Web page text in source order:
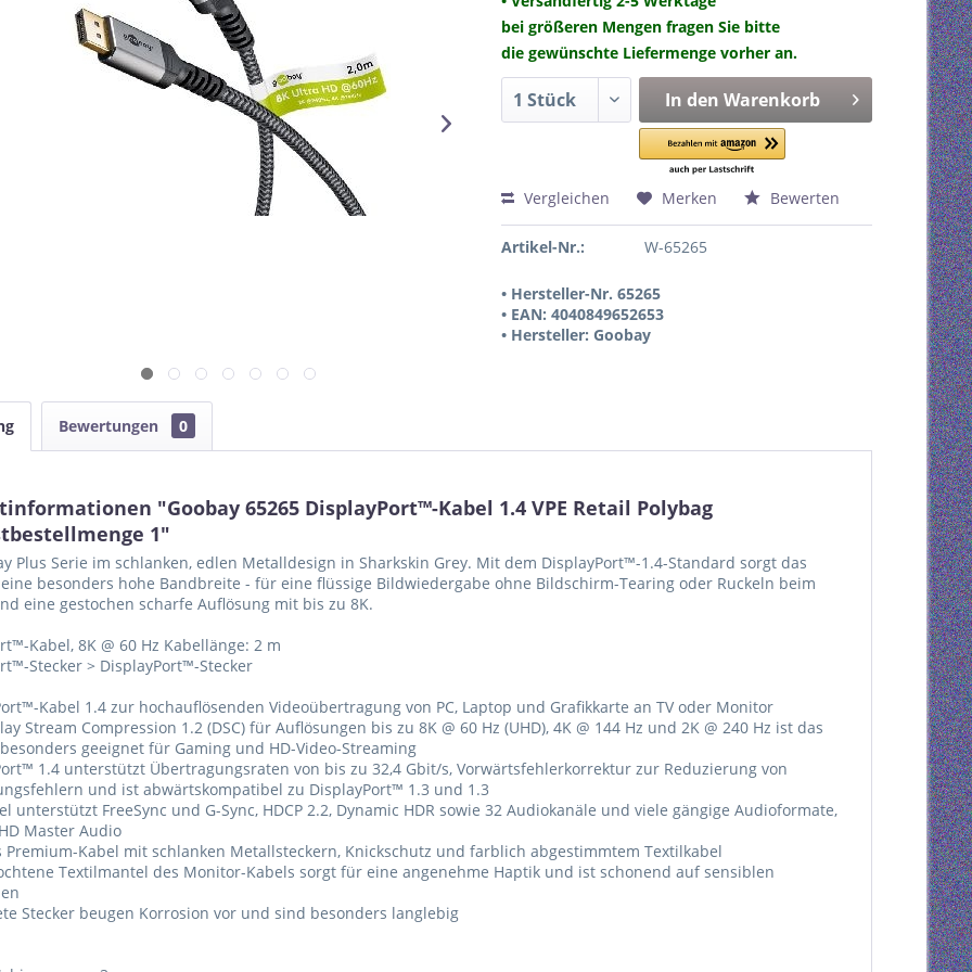
bei größeren Mengen fragen Sie bitte
die gewünschte Liefermenge vorher an.
In den Warenkorb
Vergleichen Merken Bewerten
Artikel-Nr.: W-65265
• Hersteller-Nr. 65265
• EAN: 4040849652653
• Hersteller: Goobay
Bewertungen 0
"Goobay 65265 DisplayPort™-Kabel 1.4 VPE Retail Polybag
1"
Plus Serie im schlanken, edlen Metalldesign in Sharkskin Grey. Mit dem DisplayPort™-1.4-Standard sorgt das
besonders hohe Bandbreite - für eine flüssige Bildwiedergabe ohne Bildschirm-Tearing oder Ruckeln beim
eine gestochen scharfe Auflösung mit bis zu 8K.
Kabel, 8K @ 60 Hz Kabellänge: 2 m
Stecker > DisplayPort™-Stecker
Kabel 1.4 zur hochauflösenden Videoübertragung von PC, Laptop und Grafikkarte an TV oder Monitor
Stream Compression 1.2 (DSC) für Auflösungen bis zu 8K @ 60 Hz (UHD), 4K @ 144 Hz und 2K @ 240 Hz ist das
geeignet für Gaming und HD-Video-Streaming
1.4 unterstützt Übertragungsraten von bis zu 32,4 Gbit/s, Vorwärtsfehlerkorrektur zur Reduzierung von
und ist abwärtskompatibel zu DisplayPort™ 1.3 und 1.3
unterstützt FreeSync und G-Sync, HDCP 2.2, Dynamic HDR sowie 32 Audiokanäle und viele gängige Audioformate,
Master Audio
Premium-Kabel mit schlanken Metallsteckern, Knickschutz und farblich abgestimmtem Textilkabel
Textilmantel des Monitor-Kabels sorgt für eine angenehme Haptik und ist schonend auf sensiblen
Stecker beugen Korrosion vor und sind besonders langlebig